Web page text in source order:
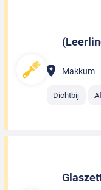
Makkum
Dichtbij